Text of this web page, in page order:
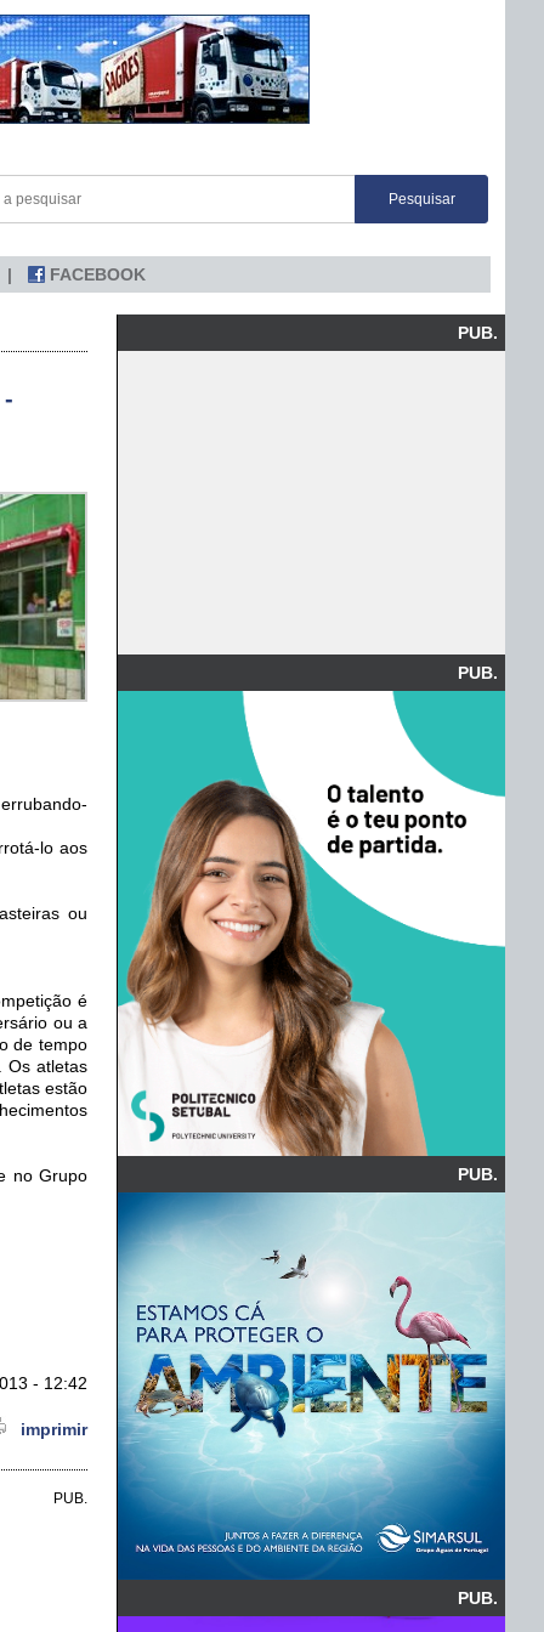
FACEBOOK
lo aos
ou
é
ou a
de tempo
Os atletas
estão
no Grupo
- 12:42
imprimir
PUB.
PUB.
PUB.
PUB.
PUB.